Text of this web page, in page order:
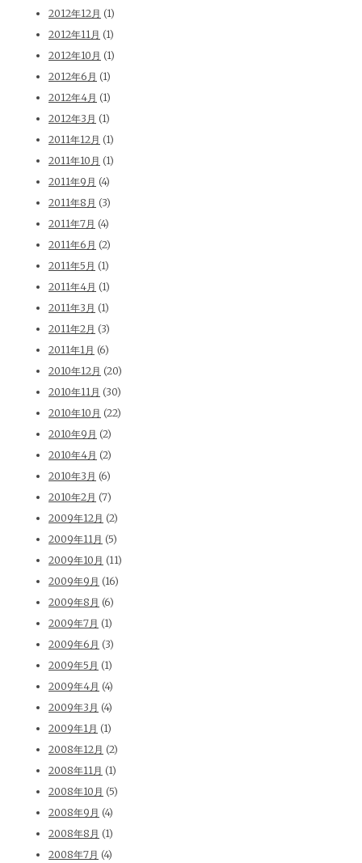
2012年12月 (1)
2012年11月 (1)
2012年10月 (1)
2012年6月 (1)
2012年4月 (1)
2012年3月 (1)
2011年12月 (1)
2011年10月 (1)
2011年9月 (4)
2011年8月 (3)
2011年7月 (4)
2011年6月 (2)
2011年5月 (1)
2011年4月 (1)
2011年3月 (1)
2011年2月 (3)
2011年1月 (6)
2010年12月 (20)
2010年11月 (30)
2010年10月 (22)
2010年9月 (2)
2010年4月 (2)
2010年3月 (6)
2010年2月 (7)
2009年12月 (2)
2009年11月 (5)
2009年10月 (11)
2009年9月 (16)
2009年8月 (6)
2009年7月 (1)
2009年6月 (3)
2009年5月 (1)
2009年4月 (4)
2009年3月 (4)
2009年1月 (1)
2008年12月 (2)
2008年11月 (1)
2008年10月 (5)
2008年9月 (4)
2008年8月 (1)
2008年7月 (4)